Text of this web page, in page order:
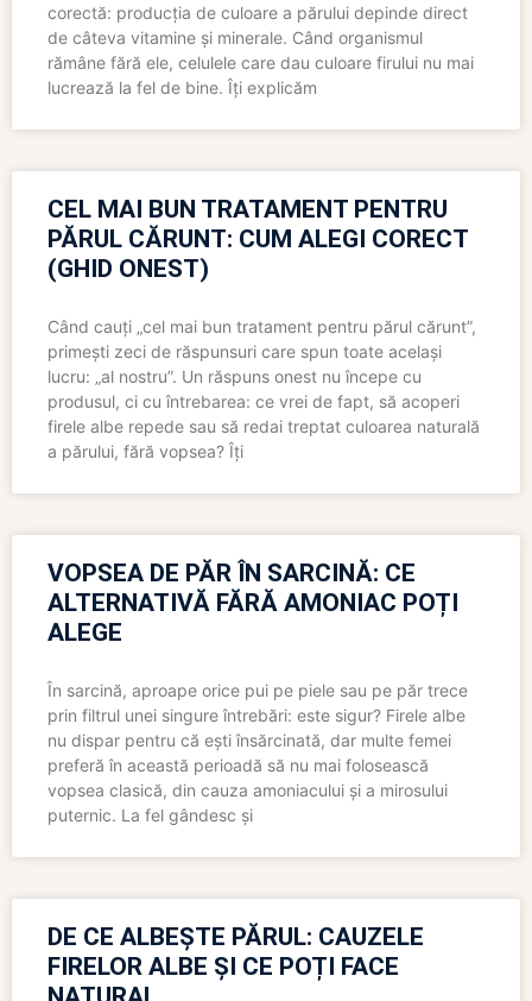
corectă: producția de culoare a părului depinde direct
de câteva vitamine și minerale. Când organismul
rămâne fără ele, celulele care dau culoare firului nu mai
lucrează la fel de bine. Îți explicăm
CEL MAI BUN TRATAMENT PENTRU
PĂRUL CĂRUNT: CUM ALEGI CORECT
(GHID ONEST)
Când cauți „cel mai bun tratament pentru părul cărunt”,
primești zeci de răspunsuri care spun toate același
lucru: „al nostru”. Un răspuns onest nu începe cu
produsul, ci cu întrebarea: ce vrei de fapt, să acoperi
firele albe repede sau să redai treptat culoarea naturală
a părului, fără vopsea? Îți
VOPSEA DE PĂR ÎN SARCINĂ: CE
ALTERNATIVĂ FĂRĂ AMONIAC POȚI
ALEGE
În sarcină, aproape orice pui pe piele sau pe păr trece
prin filtrul unei singure întrebări: este sigur? Firele albe
nu dispar pentru că ești însărcinată, dar multe femei
preferă în această perioadă să nu mai folosească
vopsea clasică, din cauza amoniacului și a mirosului
puternic. La fel gândesc și
DE CE ALBEȘTE PĂRUL: CAUZELE
FIRELOR ALBE ȘI CE POȚI FACE